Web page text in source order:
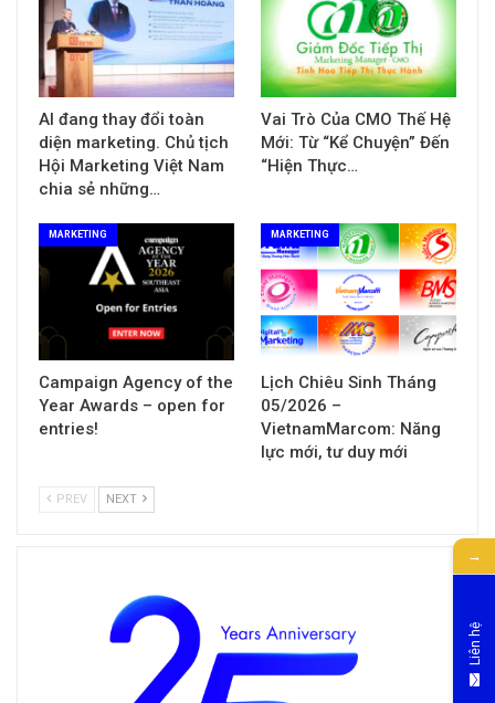
AI đang thay đổi toàn
diện marketing. Chủ tịch
Hội Marketing Việt Nam
chia sẻ những…
Vai Trò Của CMO Thế Hệ
Mới: Từ “Kể Chuyện” Đến
“Hiện Thực…
MARKETING
Campaign Agency of the
Year Awards – open for
entries!
MARKETING
Lịch Chiêu Sinh Tháng
05/2026 –
VietnamMarcom: Năng
lực mới, tư duy mới
PREV NEXT
→
Liên hệ